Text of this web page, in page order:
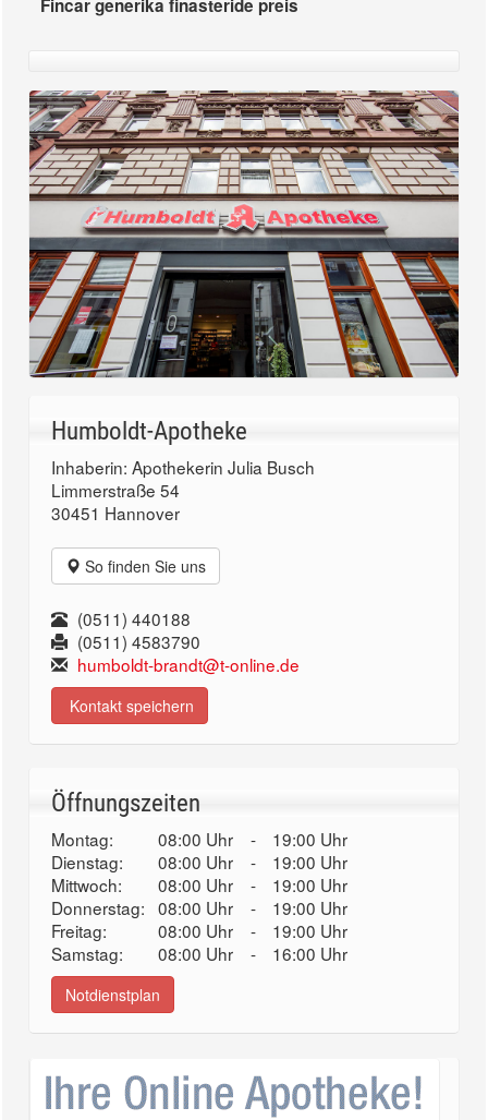
Fincar generika finasteride preis
Humboldt-Apotheke
Inhaberin: Apothekerin Julia Busch
Limmerstraße 54
30451 Hannover
So finden Sie uns
(0511) 440188
(0511) 4583790
humboldt-brandt@t-online.de
Kontakt speichern
Öffnungszeiten
Montag: 08:00 Uhr -
19:00 Uhr
Dienstag:
08:00 Uhr -
19:00 Uhr
Mittwoch:
08:00 Uhr -
19:00 Uhr
Donnerstag: 08:00 Uhr -
19:00 Uhr
Freitag:
08:00 Uhr -
19:00 Uhr
Samstag:
08:00 Uhr - 16:00 Uhr
Notdienstplan